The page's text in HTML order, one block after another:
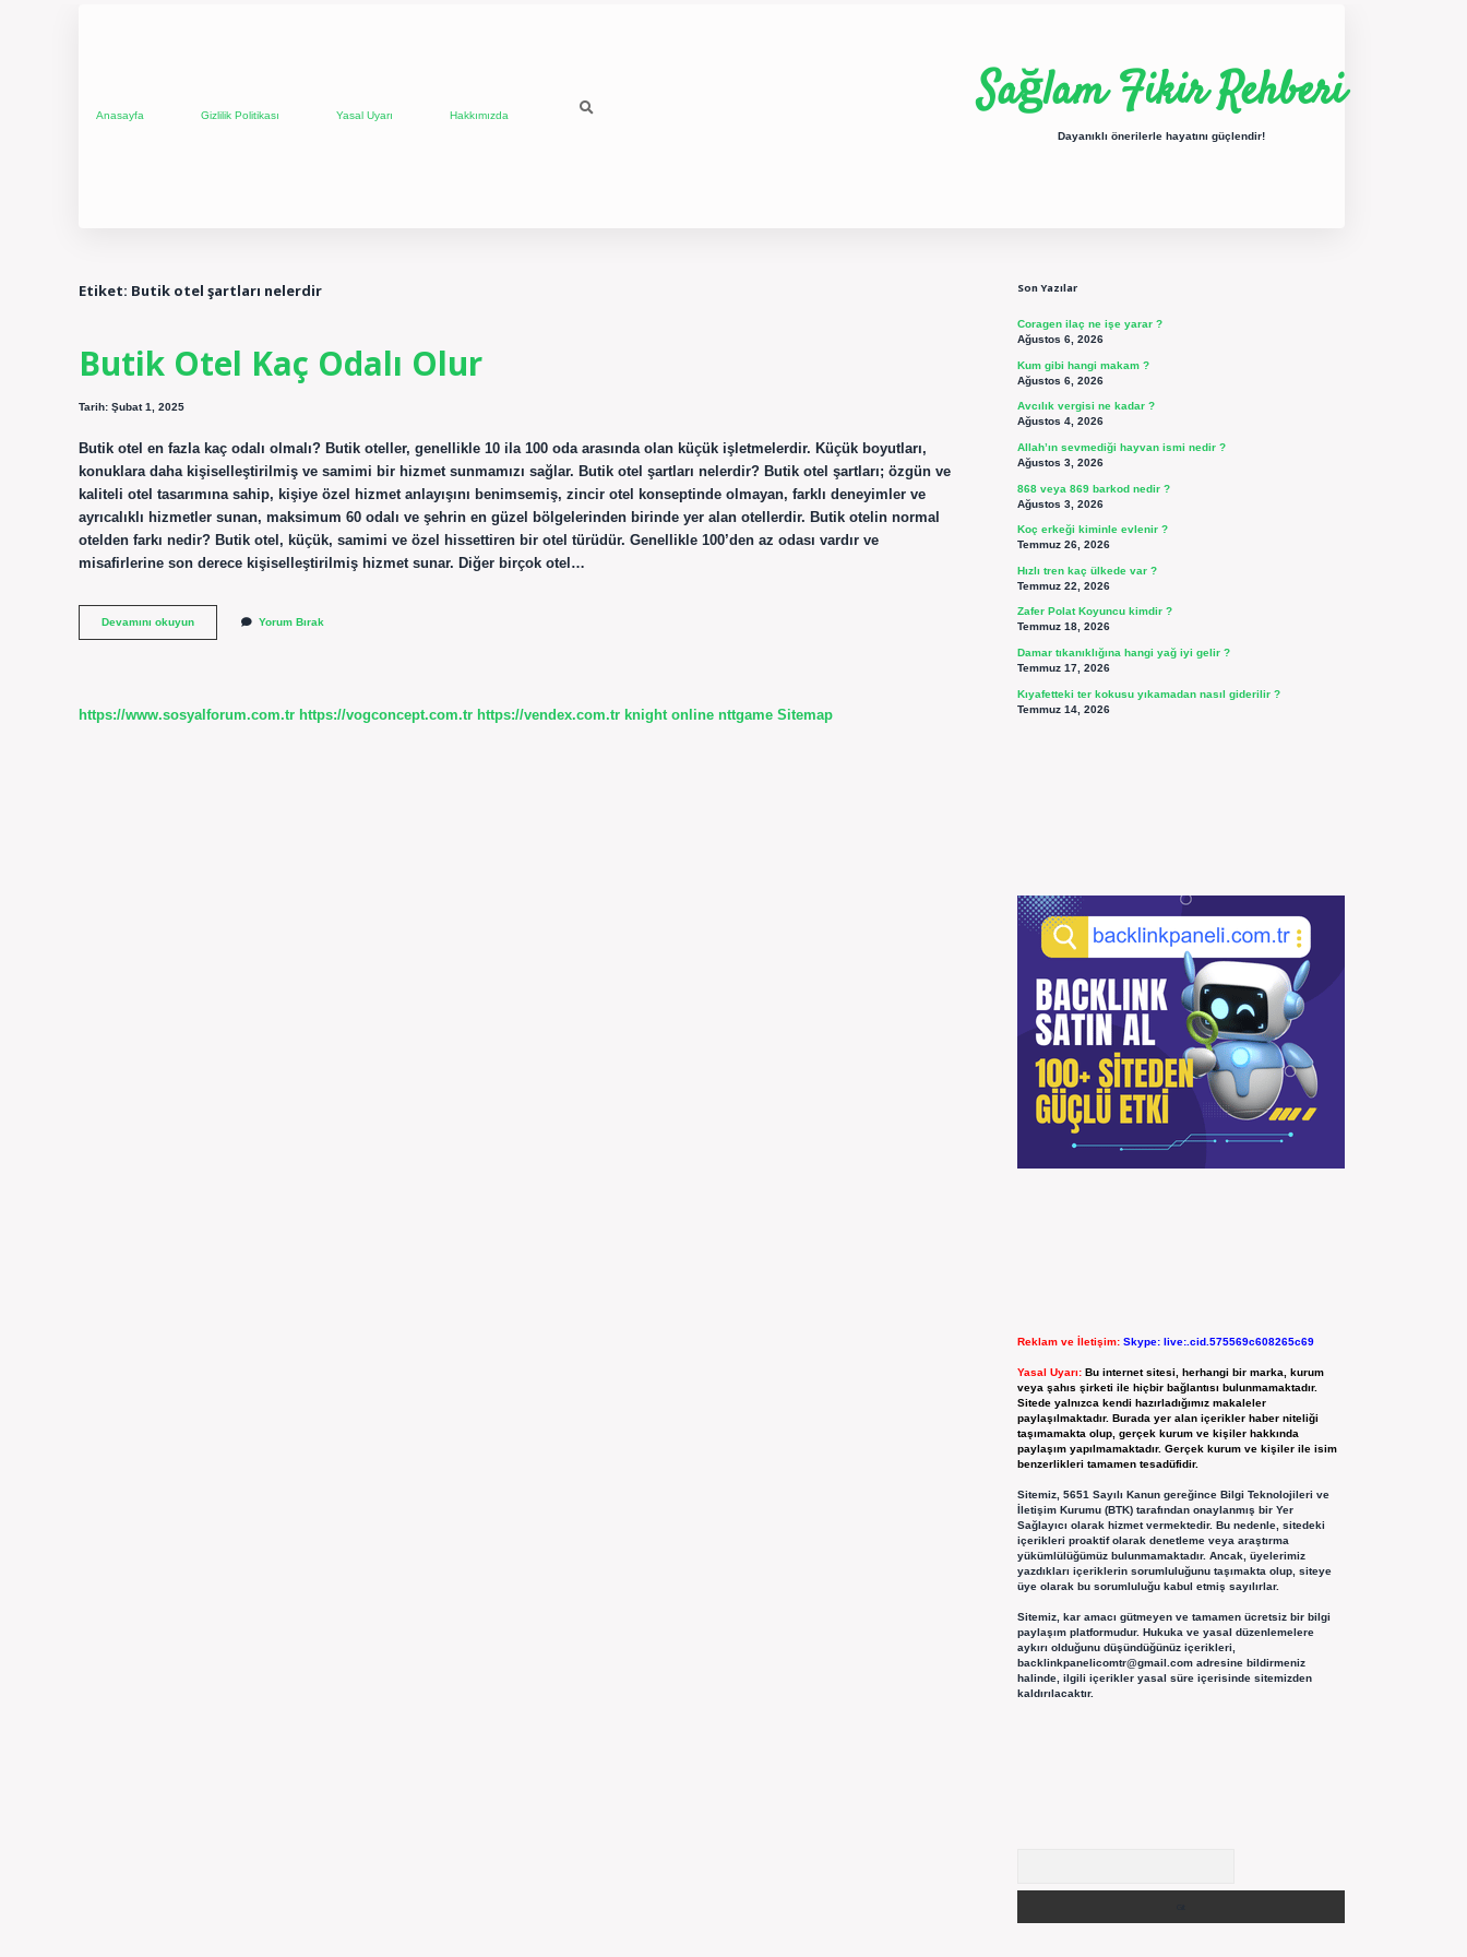
Anasayfa Gizlilik Politikası Yasal Uyarı Hakkımızda Sağlam Fikir Rehberi
Dayanıklı önerilerle hayatını güçlendir!
Etiket: Butik otel şartları nelerdir
Butik Otel Kaç Odalı Olur
Tarih: Şubat 1, 2025
Butik otel en fazla kaç odalı olmalı? Butik oteller, genellikle 10 ila 100 oda arasında olan küçük işletmelerdir. Küçük boyutları,
konuklara daha kişiselleştirilmiş ve samimi bir hizmet sunmamızı sağlar. Butik otel şartları nelerdir? Butik otel şartları; özgün ve
kaliteli otel tasarımına sahip, kişiye özel hizmet anlayışını benimsemiş, zincir otel konseptinde olmayan, farklı deneyimler ve
ayrıcalıklı hizmetler sunan, maksimum 60 odalı ve şehrin en güzel bölgelerinden birinde yer alan otellerdir. Butik otelin normal
otelden farkı nedir? Butik otel, küçük, samimi ve özel hissettiren bir otel türüdür. Genellikle 100’den az odası vardır ve
misafirlerine son derece kişiselleştirilmiş hizmet sunar. Diğer birçok otel…
Devamını okuyunButik
Otel
Yorum Bırak
https://www.sosyalforum.com.tr https://vogconcept.com.tr https://vendex.com.tr knight online nttgame Sitemap
Son Yazılar
Coragen ilaç ne işe yarar ?
Ağustos 6, 2026
Kum gibi hangi makam ?
Ağustos 6, 2026
Avcılık vergisi ne kadar ?
Ağustos 4, 2026
Allah’ın sevmediği hayvan ismi nedir ?
Ağustos 3, 2026
868 veya 869 barkod nedir ?
Ağustos 3, 2026
Koç erkeği kiminle evlenir ?
Temmuz 26, 2026
Hızlı tren kaç ülkede var ?
Temmuz 22, 2026
Zafer Polat Koyuncu kimdir ?
Temmuz 18, 2026
Damar tıkanıklığına hangi yağ iyi gelir ?
Temmuz 17, 2026
Kıyafetteki ter kokusu yıkamadan nasıl giderilir ?
Temmuz 14, 2026
Reklam ve İletişim: Skype: live:.cid.575569c608265c69
Yasal Uyarı: Bu internet sitesi, herhangi bir marka, kurum
veya şahıs şirketi ile hiçbir bağlantısı bulunmamaktadır.
Sitede yalnızca kendi hazırladığımız makaleler
paylaşılmaktadır. Burada yer alan içerikler haber niteliği
taşımamakta olup, gerçek kurum ve kişiler hakkında
paylaşım yapılmamaktadır. Gerçek kurum ve kişiler ile isim
benzerlikleri tamamen tesadüfidir.
Sitemiz, 5651 Sayılı Kanun gereğince Bilgi Teknolojileri ve
İletişim Kurumu (BTK) tarafından onaylanmış bir Yer
Sağlayıcı olarak hizmet vermektedir. Bu nedenle, sitedeki
içerikleri proaktif olarak denetleme veya araştırma
yükümlülüğümüz bulunmamaktadır. Ancak, üyelerimiz
yazdıkları içeriklerin sorumluluğunu taşımakta olup, siteye
üye olarak bu sorumluluğu kabul etmiş sayılırlar.
Sitemiz, kar amacı gütmeyen ve tamamen ücretsiz bir bilgi
paylaşım platformudur. Hukuka ve yasal düzenlemelere
aykırı olduğunu düşündüğünüz içerikleri,
backlinkpanelicomtr@gmail.comadresine bildirmeniz
halinde, ilgili içerikler yasal süre içerisinde sitemizden
kaldırılacaktır.